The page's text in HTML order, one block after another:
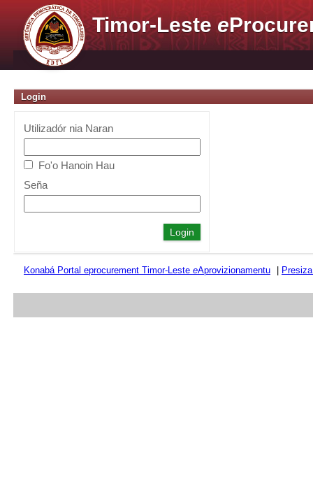
Timor-Lestee
Login
Utilizadór nia Naran
Fo'o Hanoin Hau
Seña
Konabá Portal eprocurement Timor-Leste eAprovizionamentu